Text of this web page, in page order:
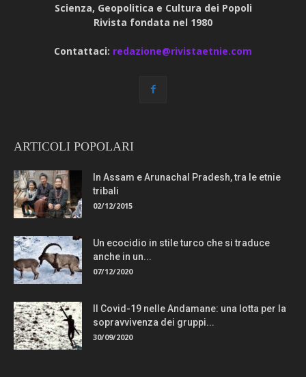
Scienza, Geopolitica e Cultura dei Popoli
Rivista fondata nel 1980
Contattaci: redazione@rivistaetnie.com
ARTICOLI POPOLARI
In Assam e Arunachal Pradesh, tra le etnie
tribali
02/12/2015
Un ecocidio in stile turco che si traduce
anche in un...
07/12/2020
Il Covid-19 nelle Andamane: una lotta per la
sopravvivenza dei gruppi...
30/09/2020